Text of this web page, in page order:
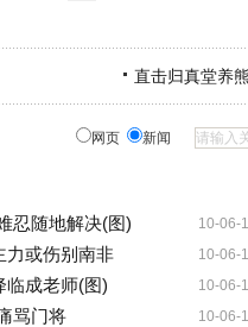
直击归真堂养
网页 新闻
10-06-
忍随地解决(图)
10-06-
力或伤别南非
10-06-
临成老师(图)
10-06-
骂门将